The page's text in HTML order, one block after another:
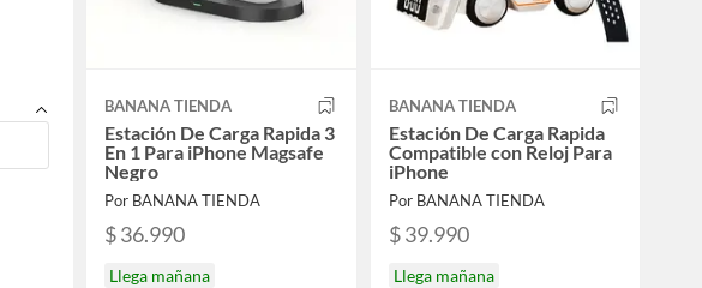
BANANA TIENDA
Estación De Carga Rapida 3
En 1 Para iPhone Magsafe
Negro
Por BANANA TIENDA
$ 36.990
Llega mañana
BANANA TIENDA
Estación De Carga Rapida
Compatible con Reloj Para
iPhone
Por BANANA TIENDA
$ 39.990
Llega mañana